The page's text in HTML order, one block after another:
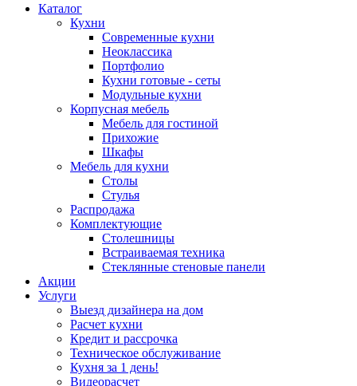
Каталог
Кухни
Современные кухни
Неоклассика
Портфолио
Кухни готовые - сеты
Модульные кухни
Корпусная мебель
Мебель для гостиной
Прихожие
Шкафы
Мебель для кухни
Столы
Стулья
Распродажа
Комплектующие
Столешницы
Встраиваемая техника
Стеклянные стеновые панели
Акции
Услуги
Выезд дизайнера на дом
Расчет кухни
Кредит и рассрочка
Техническое обслуживание
Кухня за 1 день!
Видеорасчет